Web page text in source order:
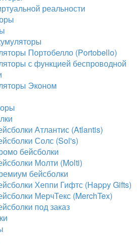
реальности
Портобелло (Portobello)
с функцией беспроводной
Эконом
Атлантис (Atlantis)
Солс (Sol's)
бейсболки
Молти (Molti)
бейсболки
Хеппи Гифтс (Happy Gifts)
МерчТекс (MerchTex)
под заказ